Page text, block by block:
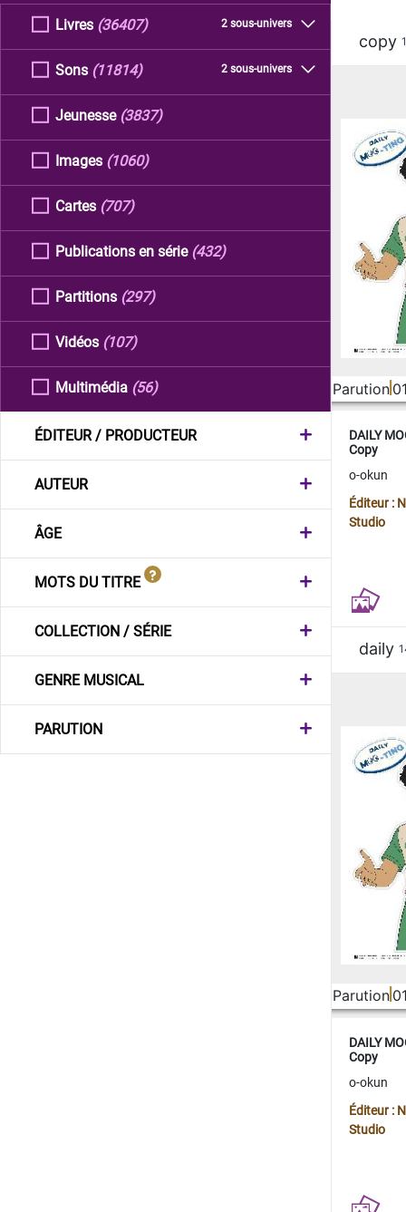
Livres 2 sous-univers
(36407)
Sons 2 sous-univers
(11814)
Jeunesse (3837)
Images (1060)
Cartes (707)
Publications en série (432)
Partitions (297)
Vidéos (107)
Multimédia (56)
ÉDITEUR / PRODUCTEUR
AUTEUR
ÂGE
MOTS DU TITRE
COLLECTION / SÉRIE
GENRE MUSICAL
PARUTION
copy
Parution
DAILY
Copy
o-okun
Éditeur :
Studio
daily
Parution
DAILY
Copy
o-okun
Éditeur :
Studio